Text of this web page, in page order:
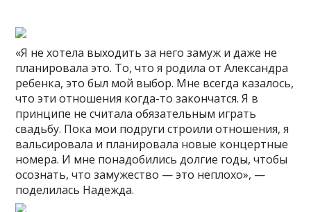
«Я не хотела выходить за него замуж и даже не
планировала это. То, что я родила от Александра
ребенка, это был мой выбор. Мне всегда казалось,
что эти отношения когда-то закончатся. Я в
принципе не считала обязательным играть
свадьбу. Пока мои подруги строили отношения, я
вальсировала и планировала новые концертные
номера. И мне понадобились долгие годы, чтобы
осознать, что замужество — это неплохо», —
поделилась Надежда.